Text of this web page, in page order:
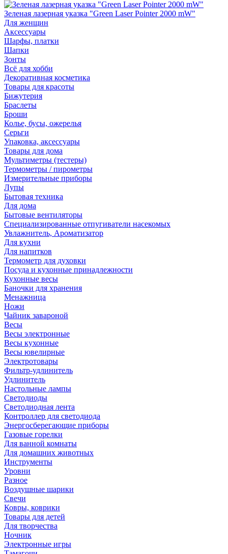
Зеленая лазерная указка "Green Laser Pointer 2000 mW"
Для женщин
Аксессуары
Шарфы, платки
Шапки
Зонты
Всё для хобби
Декоративная косметика
Товары для красоты
Бижутерия
Браслеты
Броши
Колье, бусы, ожерелья
Серьги
Упаковка, аксессуары
Товары для дома
Мультиметры (тестеры)
Термометры / пирометры
Измерительные приборы
Лупы
Бытовая техника
Для дома
Бытовые вентиляторы
Специализированные отпугиватели насекомых
Увлажнитель, Ароматизатор
Для кухни
Для напитков
Термометр для духовки
Посуда и кухонные принадлежности
Кухонные весы
Баночки для хранения
Менажница
Ножи
Чайник завароной
Весы
Весы электронные
Весы кухонные
Весы ювелирные
Электротовары
Фильтр-удлинитель
Удлинитель
Настольные лампы
Светодиоды
Светодиодная лента
Контроллер для светодиода
Энергосберегающие приборы
Газовые горелки
Для ванной комнаты
Для домашних животных
Инструменты
Уровни
Разное
Воздушные шарики
Свечи
Ковры, коврики
Товары для детей
Для творчества
Ночник
Электронные игры